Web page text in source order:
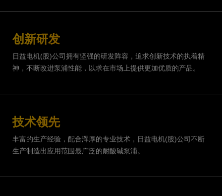
创新研发
日益电机(股)公司拥有坚强的研发阵容，追求创新技术的执着精
神，不断改进泵浦性能，以求在市场上提供更加优质的产品。
技术领先
丰富的生产经验，配合浑厚的专业技术，日益电机(股)公司不断
生产制造出应用范围最广泛的耐酸碱泵浦。